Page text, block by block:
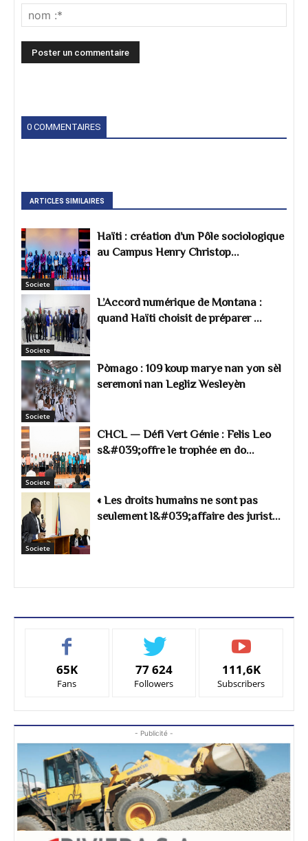
0 COMMENTAIRES
ARTICLES SIMILAIRES
Societe
Haïti : création d’un Pôle sociologique
au Campus Henry Christop...
Societe
L’Accord numérique de Montana :
quand Haïti choisit de préparer ...
Societe
Pòmago : 109 koup marye nan yon sèl
seremoni nan Legliz Wesleyèn
Societe
CHCL — Défi Vert Génie : Felis Leo
s&#039;offre le trophée en do...
Societe
« Les droits humains ne sont pas
seulement l&#039;affaire des jurist...
65K
Fans
77 624
Followers
111,6K
Subscribers
- Publicité -